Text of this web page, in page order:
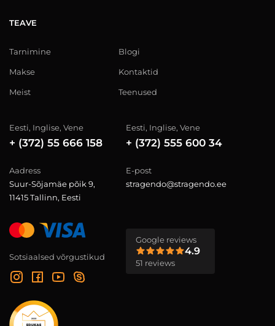
TEAVE
Tarnimine
Makse
Meist
Blogi
Kontaktid
Teenused
Eesti, Inglise, Vene
+ (372) 55 666 158
Eesti, Inglise, Vene
+ (372) 555 600 34
Aadress
Suur-Sõjamäe põik 9,
11415 Tallinn, Eesti
E-post
stragendo@stragendo.ee
Sotsiaalsed võrgustikud
Google reviews
4.9
51 reviews